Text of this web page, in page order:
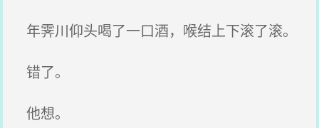
年霁川仰头喝了一口酒，喉结上下滚了滚。
错了。
他想。